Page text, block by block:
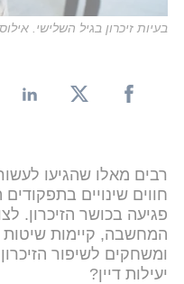
בעיות זיכרון בגיל השלישי.
רבים מאלו שהגיעו
חווים שינויים
פגיעה בכושר הזיכרון.
המחשבה, קיימות שיטות
ומשחקים לשיפור
יעילות דיין?